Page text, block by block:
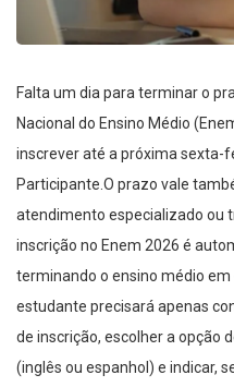
Falta um dia para terminar o
Nacional do Ensino Médio
inscrever até a próxima sexta-
Participante.O prazo vale
atendimento especializado ou
inscrição no Enem 2026 é
terminando o ensino médio em
estudante precisará apenas
de inscrição, escolher a opção
(inglês ou espanhol) e indicar,